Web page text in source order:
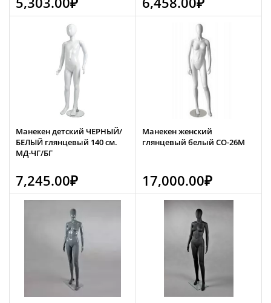
Манекен детский ЧЕРНЫЙ/
БЕЛЫЙ глянцевый 140 см.
МД-ЧГ/БГ
7,245.00₽
Манекен женский
глянцевый белый CO-26M
17,000.00₽